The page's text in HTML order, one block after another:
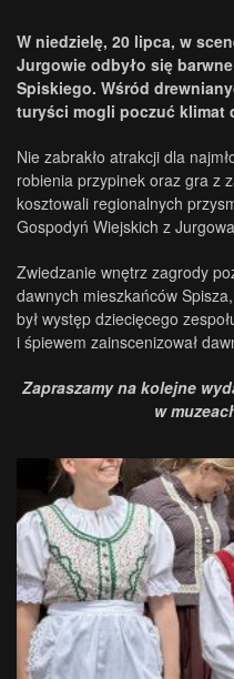
W niedzielę, 20 lipca, w
Jurgowie odbyło się
Spiskiego. Wśród
turyści mogli poczuć klimat
Nie zabrakło atrakcji dla
robienia przypinek oraz gra z
kosztowali regionalnych
Gospodyń Wiejskich z
Zwiedzanie wnętrz zagrody
dawnych mieszkańców
był występ dziecięcego
i śpiewem zainscenizował
Zapraszamy na kolejne
w